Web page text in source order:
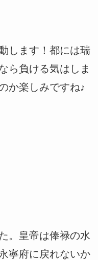
します！都には瑞
ら負ける気はしま
か楽しみですね♪
。皇帝は俸禄の水
寧府に戻れないか